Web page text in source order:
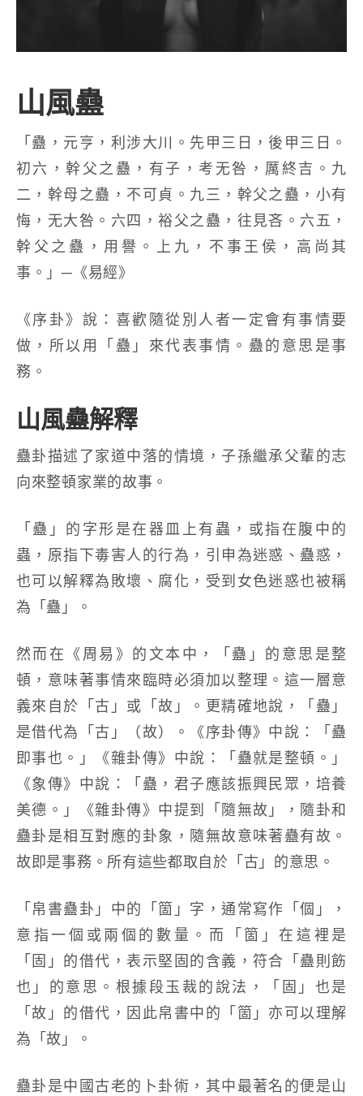
山風蠱
「蠱，元亨，利涉大川。先甲三日，後甲三日。
初六，幹父之蠱，有子，考无咎，厲終吉。九
二，幹母之蠱，不可貞。九三，幹父之蠱，小有
悔，无大咎。六四，裕父之蠱，往見吝。六五，
幹父之蠱，用譽。上九，不事王侯，高尚其
事。」─《易經》
《序卦》說：喜歡隨從別人者一定會有事情要
做，所以用「蠱」來代表事情。蠱的意思是事
務。
山風蠱解釋
蠱卦描述了家道中落的情境，子孫繼承父輩的志
向來整頓家業的故事。
「蠱」的字形是在器皿上有蟲，或指在腹中的
蟲，原指下毒害人的行為，引申為迷惑、蠱惑，
也可以解釋為敗壞、腐化，受到女色迷惑也被稱
為「蠱」。
然而在《周易》的文本中，「蠱」的意思是整
頓，意味著事情來臨時必須加以整理。這一層意
義來自於「古」或「故」。更精確地說，「蠱」
是借代為「古」（故）。《序卦傳》中說：「蠱
即事也。」《雜卦傳》中說：「蠱就是整頓。」
《象傳》中說：「蠱，君子應該振興民眾，培養
美德。」《雜卦傳》中提到「隨無故」，隨卦和
蠱卦是相互對應的卦象，隨無故意味著蠱有故。
故即是事務。所有這些都取自於「古」的意思。
「帛書蠱卦」中的「箇」字，通常寫作「個」，
意指一個或兩個的數量。而「箇」在這裡是
「固」的借代，表示堅固的含義，符合「蠱則飭
也」的意思。根據段玉裁的說法，「固」也是
「故」的借代，因此帛書中的「箇」亦可以理解
為「故」。
蠱卦是中國古老的卜卦術，其中最著名的便是山